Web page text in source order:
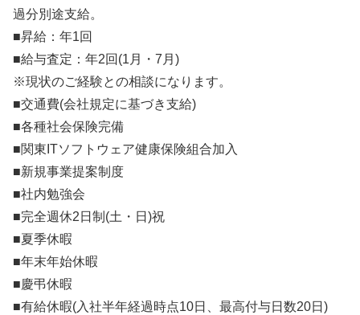
過分別途支給。
■昇給：年1回
■給与査定：年2回(1月・7月)
※現状のご経験との相談になります。
■交通費(会社規定に基づき支給)
■各種社会保険完備
■関東ITソフトウェア健康保険組合加入
■新規事業提案制度
■社内勉強会
■完全週休2日制(土・日)祝
■夏季休暇
■年末年始休暇
■慶弔休暇
■有給休暇(入社半年経過時点10日、最高付与日数20日)